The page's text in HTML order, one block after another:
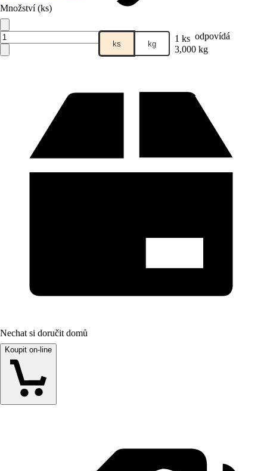
Prodej přes: HORNBACH
Množství (ks)
ks kg 1 ks odpovídá
3,000 kg
Nechat si doručit domů
Koupit on-line